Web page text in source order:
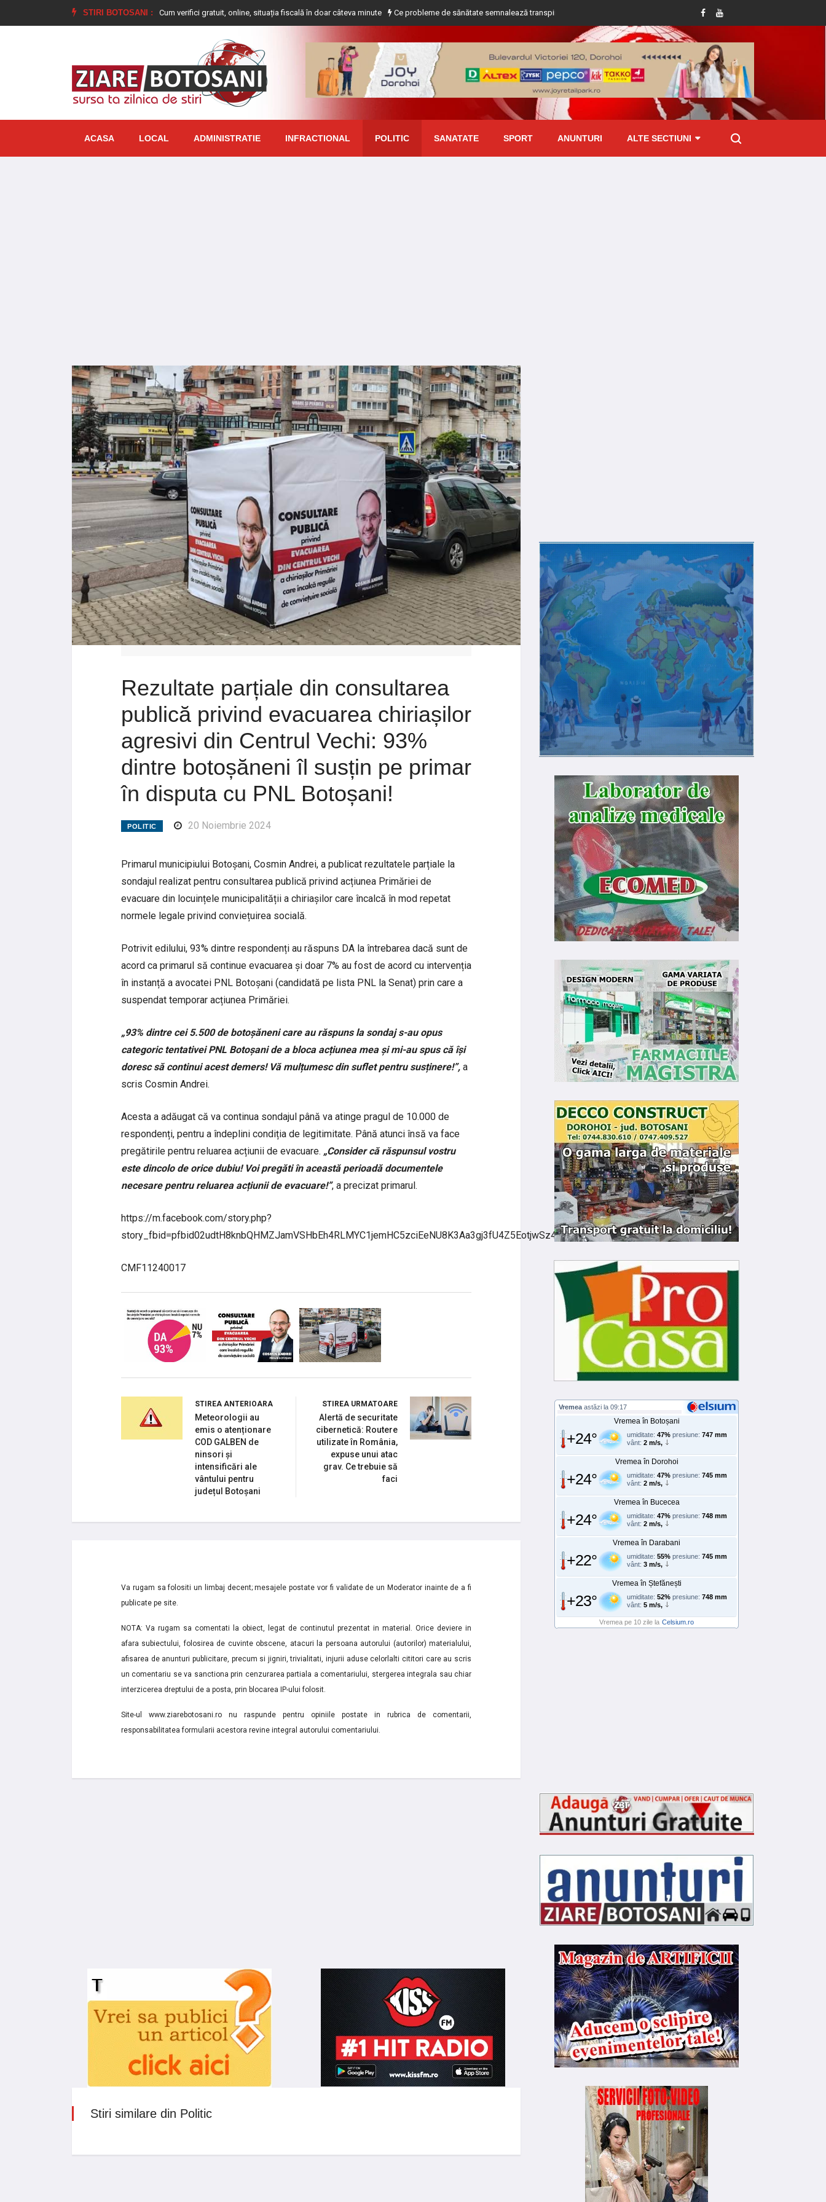
STIRI BOTOSANI :
Ai datorii la ANAF? Cum verifici gratuit, online, situația fiscală în doar câteva minute Ce probleme de sănătate semnalează transpirația excesivă Tânără ajunsă la Spitalul Dorohoi cu tot cu mixer, după ce și-a prins
ACASA LOCAL ADMINISTRATIE INFRACTIONAL POLITIC SANATATE SPORT ANUNTURI ALTE SECTIUNI
Rezultate parțiale din consultarea
publică privind evacuarea chiriașilor
agresivi din Centrul Vechi: 93%
dintre botoșăneni îl susțin pe primar
în disputa cu PNL Botoșani!
POLITIC 20 Noiembrie 2024
Primarul municipiului Botoșani, Cosmin Andrei, a publicat rezultatele parțiale la
sondajul realizat pentru consultarea publică privind acțiunea Primăriei de
evacuare din locuințele municipalității a chiriașilor care încalcă în mod repetat
normele legale privind conviețuirea socială.
Potrivit edilului, 93% dintre respondenți au răspuns DA la întrebarea dacă sunt de
acord ca primarul să continue evacuarea și doar 7% au fost de acord cu intervenția
în instanță a avocatei PNL Botoșani (candidată pe lista PNL la Senat) prin care a
suspendat temporar acțiunea Primăriei.
„93% dintre cei 5.500 de botoșăneni care au răspuns la sondaj s-au opus
categoric tentativei PNL Botoșani de a bloca acțiunea mea și mi-au spus că își
doresc să continui acest demers! Vă mulțumesc din suflet pentru susținere!”, a
scris Cosmin Andrei.
Acesta a adăugat că va continua sondajul până va atinge pragul de 10.000 de
respondenți, pentru a îndeplini condiția de legitimitate. Până atunci însă va face
pregătirile pentru reluarea acțiunii de evacuare. „Consider că răspunsul vostru
este dincolo de orice dubiu! Voi pregăti în această perioadă documentele
necesare pentru reluarea acțiunii de evacuare!”, a precizat primarul.
https://m.facebook.com/story.php?
story_fbid=pfbid02udtH8knbQHMZJamVSHbEh4RLMYC1jemHC5zciEeNU8K3Aa3gj3fU4Z5EotjwSz4Pl&id=100064045953043
CMF11240017
STIREA ANTERIOARA
Meteorologii au
emis o atenționare
COD GALBEN de
ninsori și
intensificări ale
vântului pentru
județul Botoșani
STIREA URMATOARE
Alertă de securitate
cibernetică: Routere
utilizate în România,
expuse unui atac
grav. Ce trebuie să
faci
Va rugam sa folositi un limbaj decent; mesajele postate vor fi validate de un Moderator inainte de a fi
publicate pe site.
NOTA: Va rugam sa comentati la obiect, legat de continutul prezentat in material. Orice deviere in
afara subiectului, folosirea de cuvinte obscene, atacuri la persoana autorului (autorilor) materialului,
afisarea de anunturi publicitare, precum si jigniri, trivialitati, injurii aduse celorlalti cititori care au scris
un comentariu se va sanctiona prin cenzurarea partiala a comentariului, stergerea integrala sau chiar
interzicerea dreptului de a posta, prin blocarea IP-ului folosit.
Site-ul www.ziarebotosani.ro nu raspunde pentru opiniile postate in rubrica de comentarii,
responsabilitatea formularii acestora revine integral autorului comentariului.
Stiri similare din Politic
Vremea astăzi la 09:17
Vremea în Botoșani
+24° umiditate: 47% presiune: 747 mm
vânt: 2 m/s,
Vremea în Dorohoi
+24° umiditate: 47% presiune: 745 mm
vânt: 2 m/s,
Vremea în Bucecea
+24° umiditate: 47% presiune: 748 mm
vânt: 2 m/s,
Vremea în Darabani
+22° umiditate: 55% presiune: 745 mm
vânt: 3 m/s,
Vremea în Ștefănești
+23° umiditate: 52% presiune: 748 mm
vânt: 5 m/s,
Vremea pe 10 zile la Celsium.ro